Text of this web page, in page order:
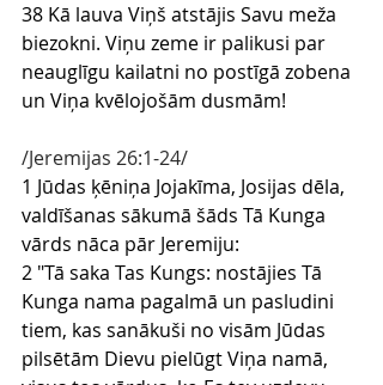
38 Kā lauva Viņš atstājis Savu meža
biezokni. Viņu zeme ir palikusi par
neauglīgu kailatni no postīgā zobena
un Viņa kvēlojošām dusmām!
/Jeremijas 26:1-24/
1 Jūdas ķēniņa Jojakīma, Josijas dēla,
valdīšanas sākumā šāds Tā Kunga
vārds nāca pār Jeremiju:
2 "Tā saka Tas Kungs: nostājies Tā
Kunga nama pagalmā un pasludini
tiem, kas sanākuši no visām Jūdas
pilsētām Dievu pielūgt Viņa namā,